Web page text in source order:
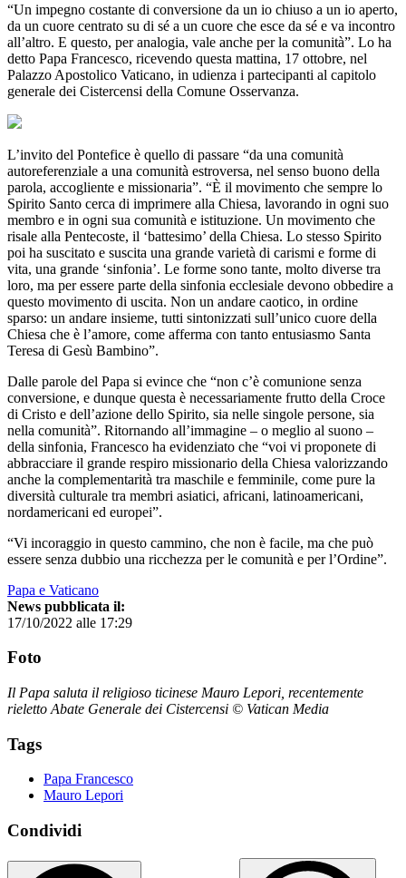
“Un impegno costante di conversione da un io chiuso a un io aperto,
da un cuore centrato su di sé a un cuore che esce da sé e va incontro
all’altro. E questo, per analogia, vale anche per la comunità”. Lo ha
detto Papa Francesco, ricevendo questa mattina, 17 ottobre, nel
Palazzo Apostolico Vaticano, in udienza i partecipanti al capitolo
generale dei Cistercensi della Comune Osservanza.
L’invito del Pontefice è quello di passare “da una comunità
autoreferenziale a una comunità estroversa, nel senso buono della
parola, accogliente e missionaria”. “È il movimento che sempre lo
Spirito Santo cerca di imprimere alla Chiesa, lavorando in ogni suo
membro e in ogni sua comunità e istituzione. Un movimento che
risale alla Pentecoste, il ‘battesimo’ della Chiesa. Lo stesso Spirito
poi ha suscitato e suscita una grande varietà di carismi e forme di
vita, una grande ‘sinfonia’. Le forme sono tante, molto diverse tra
loro, ma per essere parte della sinfonia ecclesiale devono obbedire a
questo movimento di uscita. Non un andare caotico, in ordine
sparso: un andare insieme, tutti sintonizzati sull’unico cuore della
Chiesa che è l’amore, come afferma con tanto entusiasmo Santa
Teresa di Gesù Bambino”.
Dalle parole del Papa si evince che “non c’è comunione senza
conversione, e dunque questa è necessariamente frutto della Croce
di Cristo e dell’azione dello Spirito, sia nelle singole persone, sia
nella comunità”. Ritornando all’immagine – o meglio al suono –
della sinfonia, Francesco ha evidenziato che “voi vi proponete di
abbracciare il grande respiro missionario della Chiesa valorizzando
anche la complementarità tra maschile e femminile, come pure la
diversità culturale tra membri asiatici, africani, latinoamericani,
nordamericani ed europei”.
“Vi incoraggio in questo cammino, che non è facile, ma che può
essere senza dubbio una ricchezza per le comunità e per l’Ordine”.
Papa e Vaticano
News pubblicata il:
17/10/2022 alle 17:29
Foto
Il Papa saluta il religioso ticinese Mauro Lepori, recentemente
rieletto Abate Generale dei Cistercensi © Vatican Media
Tags
Papa Francesco
Mauro Lepori
Condividi